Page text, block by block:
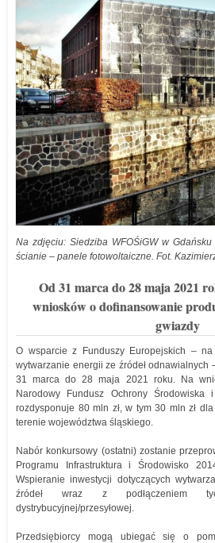
Na zdjęciu: Siedziba WFOŚiGW w
ścianie – panele fotowoltaiczne. Fot.
Od 31 marca do 28 maja 2021
wniosków o dofinansowanie
gwiazdy
O wsparcie z Funduszy Europejskich –
wytwarzanie energii ze źródeł odnawialnych
31 marca do 28 maja 2021 roku. Na
Narodowy Fundusz Ochrony Środowiska
rozdysponuje 80 mln zł, w tym 30 mln zł
terenie województwa śląskiego.
Nabór konkursowy (ostatni) zostanie
Programu Infrastruktura i Środowisko
Wspieranie inwestycji dotyczących
źródeł wraz z podłączeniem
dystrybucyjnej/przesyłowej.
Przedsiębiorcy mogą ubiegać się o